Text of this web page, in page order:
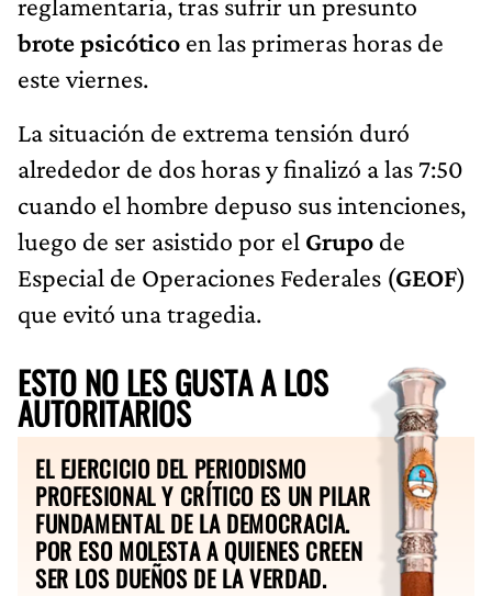
reglamentaria, tras sufrir un presunto
brote psicótico en las primeras horas de
este viernes.
La situación de extrema tensión duró
alrededor de dos horas y finalizó a las 7:50
cuando el hombre depuso sus intenciones,
luego de ser asistido por el Grupo de
Especial de Operaciones Federales (GEOF)
que evitó una tragedia.
ESTO NO LES GUSTA A LOS
AUTORITARIOS
EL EJERCICIO DEL PERIODISMO
PROFESIONAL Y CRÍTICO ES UN PILAR
FUNDAMENTAL DE LA DEMOCRACIA.
POR ESO MOLESTA A QUIENES CREEN
SER LOS DUEÑOS DE LA VERDAD.